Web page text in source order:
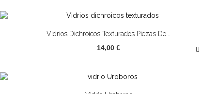
Vidrios Dichroicos Texturados Piezas De...
14,00 €